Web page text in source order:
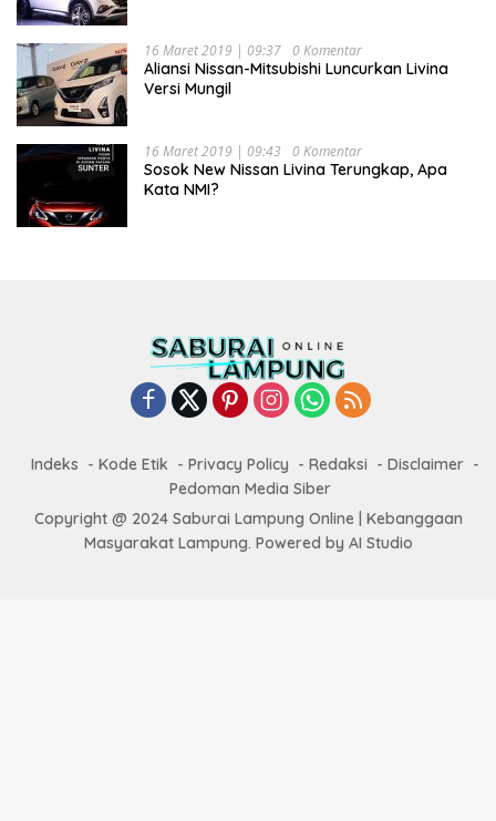
16 Maret 2019 | 09:37 0 Komentar
Aliansi Nissan-Mitsubishi Luncurkan Livina
Versi Mungil
16 Maret 2019 | 09:43 0 Komentar
Sosok New Nissan Livina Terungkap, Apa
Kata NMI?
Indeks Kode Etik Privacy Policy Redaksi
Disclaimer
Pedoman Media Siber
Copyright @ 2024 Saburai Lampung Online | Kebanggaan
Masyarakat Lampung. Powered by AI Studio